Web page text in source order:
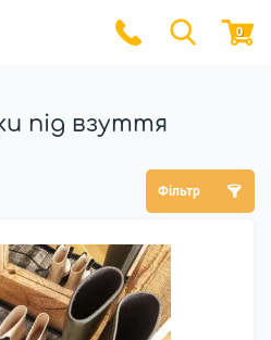
0
під взуття
Фільтр